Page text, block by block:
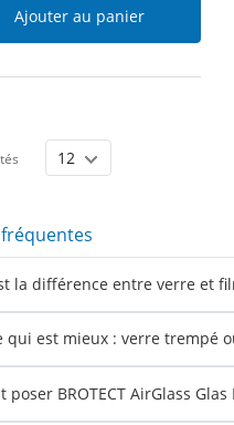
Ajouter au panier
la différence entre verre et
qui est mieux : verre trempé
poser BROTECT AirGlass